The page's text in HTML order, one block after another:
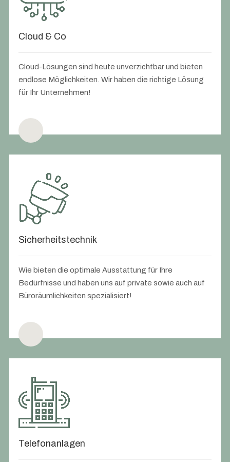
Cloud & Co
Cloud-Lösungen sind heute unverzichtbar und bieten
endlose Möglichkeiten. Wir haben die richtige Lösung
für Ihr Unternehmen!
Sicherheitstechnik
Wie bieten die optimale Ausstattung für Ihre
Bedürfnisse und haben uns auf private sowie auch auf
Büroräumlichkeiten spezialisiert!
Telefonanlagen